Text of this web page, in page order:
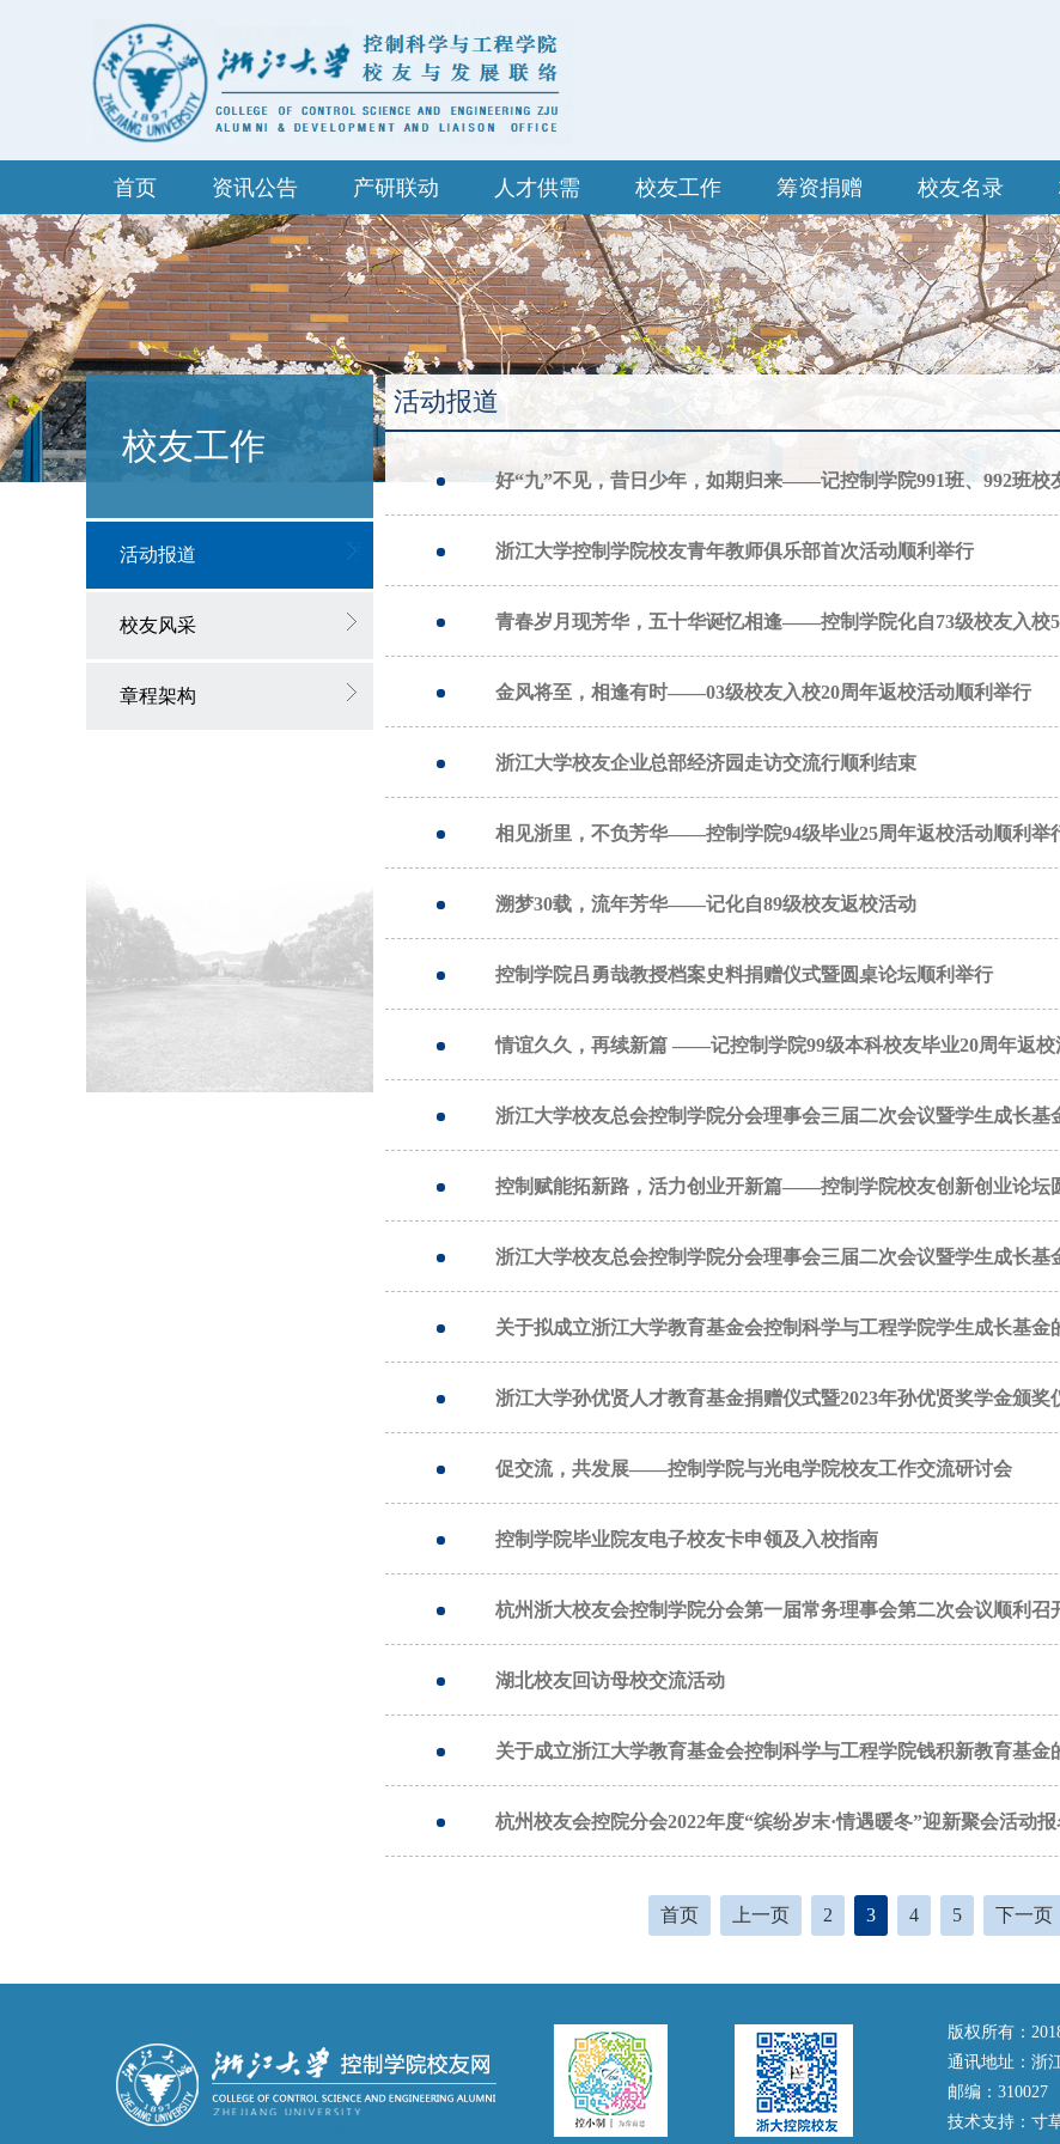
首页 资讯公告 产研联动 人才供需 校友工作 筹资捐赠 校友名录
校友工作
活动报道
校友风采
章程架构
活动报道
好“九”不见，昔日少年，如期归来——记控制学院991班、992班校
浙江大学控制学院校友青年教师俱乐部首次活动顺利举行
青春岁月现芳华，五十华诞忆相逢——控制学院化自73级校友入校
金风将至，相逢有时——03级校友入校20周年返校活动顺利举行
浙江大学校友企业总部经济园走访交流行顺利结束
相见浙里，不负芳华——控制学院94级毕业25周年返校活动顺利举
溯梦30载，流年芳华——记化自89级校友返校活动
控制学院吕勇哉教授档案史料捐赠仪式暨圆桌论坛顺利举行
情谊久久，再续新篇 ——记控制学院99级本科校友毕业20周年返校
浙江大学校友总会控制学院分会理事会三届二次会议暨学生成长基
控制赋能拓新路，活力创业开新篇——控制学院校友创新创业论坛
浙江大学校友总会控制学院分会理事会三届二次会议暨学生成长基
关于拟成立浙江大学教育基金会控制科学与工程学院学生成长基金
浙江大学孙优贤人才教育基金捐赠仪式暨2023年孙优贤奖学金颁奖
促交流，共发展——控制学院与光电学院校友工作交流研讨会
控制学院毕业院友电子校友卡申领及入校指南
杭州浙大校友会控制学院分会第一届常务理事会第二次会议顺利召
湖北校友回访母校交流活动
关于成立浙江大学教育基金会控制科学与工程学院钱积新教育基金
杭州校友会控院分会2022年度“缤纷岁末·情遇暖冬”迎新聚会活动
首页 上一页 2 3 4 5 下一页
版权所有：
通讯地址：浙
邮编：310027
技术支持： 寸